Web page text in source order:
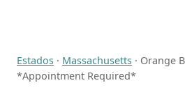
Estados · Massachusetts · Orange
*Appointment Required*